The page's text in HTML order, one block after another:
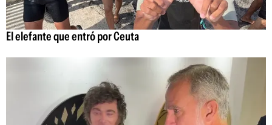
El elefante que entró por Ceuta